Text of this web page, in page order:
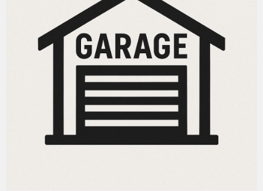
sur les risques auxquels ce bien est exposé sont
disponibles sur le site Géorisques